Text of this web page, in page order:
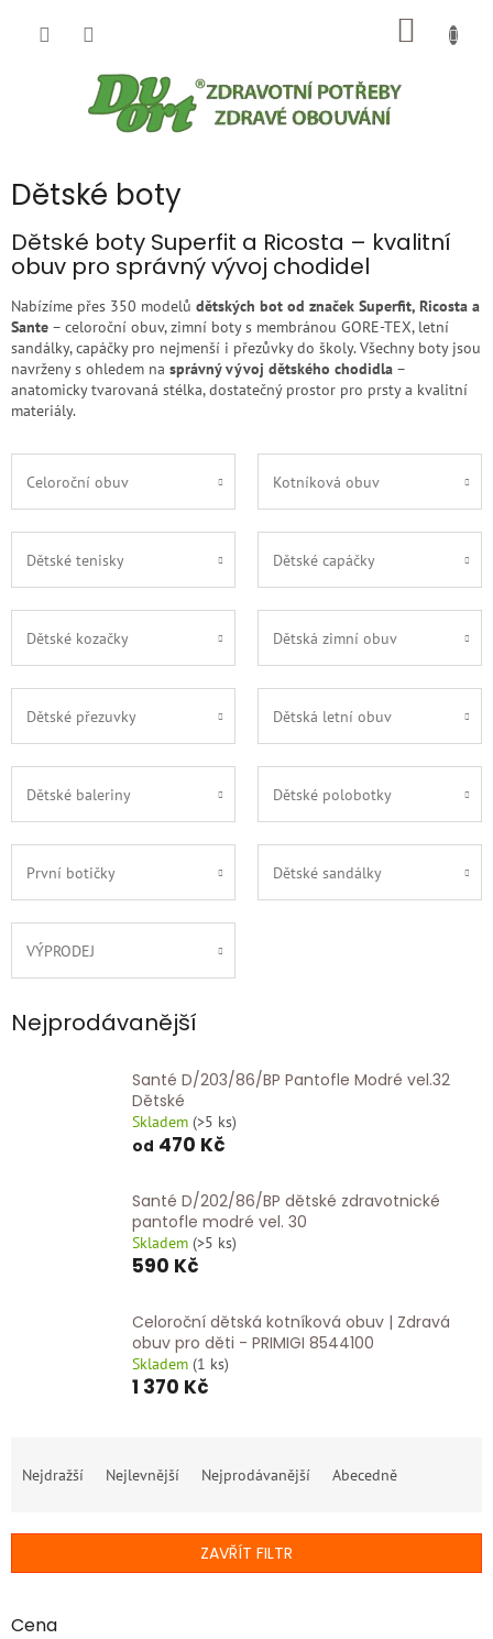
Dětské boty
Dětské boty Superfit a Ricosta – kvalitní
obuv pro správný vývoj chodidel
Nabízíme přes 350 modelů dětských bot od značek Superfit, Ricosta a
Sante – celoroční obuv, zimní boty s membránou GORE-TEX, letní
sandálky, capáčky pro nejmenší i přezůvky do školy. Všechny boty jsou
navrženy s ohledem na správný vývoj dětského chodidla –
anatomicky tvarovaná stélka, dostatečný prostor pro prsty a kvalitní
materiály.
Celoroční obuv Kotníková obuv
Dětské tenisky Dětské capáčky
Dětské kozačky Dětská zimní obuv
Dětské přezuvky Dětská letní obuv
Dětské baleriny Dětské polobotky
První botičky Dětské sandálky
VÝPRODEJ
Nejprodávanější
Santé D/203/86/BP Pantofle Modré vel.32
Dětské
Skladem (>5 ks)
od 470 Kč
Santé D/202/86/BP dětské zdravotnické
pantofle modré vel. 30
Skladem (>5 ks)
590 Kč
Celoroční dětská kotníková obuv | Zdravá
obuv pro děti - PRIMIGI 8544100
Skladem (1 ks)
1 370 Kč
a
í
r
Nejdražší Nejlevnější Nejprodávanější Abecedně
ZAVŘÍT FILTR
Cena